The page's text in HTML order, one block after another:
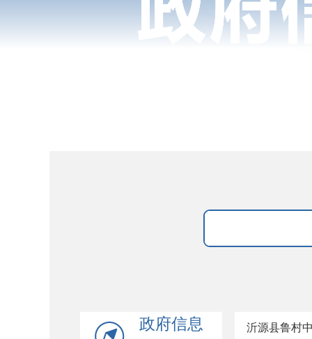
政府信息
沂源县鲁村